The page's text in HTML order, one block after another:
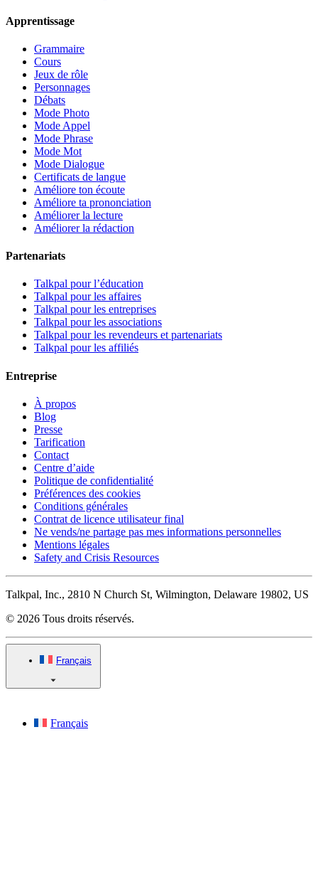
Apprentissage
Grammaire
Cours
Jeux de rôle
Personnages
Débats
Mode Photo
Mode Appel
Mode Phrase
Mode Mot
Mode Dialogue
Certificats de langue
Améliore ton écoute
Améliore ta prononciation
Améliorer la lecture
Améliorer la rédaction
Partenariats
Talkpal pour l’éducation
Talkpal pour les affaires
Talkpal pour les entreprises
Talkpal pour les associations
Talkpal pour les revendeurs et partenariats
Talkpal pour les affiliés
Entreprise
À propos
Blog
Presse
Tarification
Contact
Centre d’aide
Politique de confidentialité
Préférences des cookies
Conditions générales
Contrat de licence utilisateur final
Ne vends/ne partage pas mes informations personnelles
Mentions légales
Safety and Crisis Resources
Talkpal, Inc., 2810 N Church St, Wilmington, Delaware 19802, US
© 2026 Tous droits réservés.
Français
Français